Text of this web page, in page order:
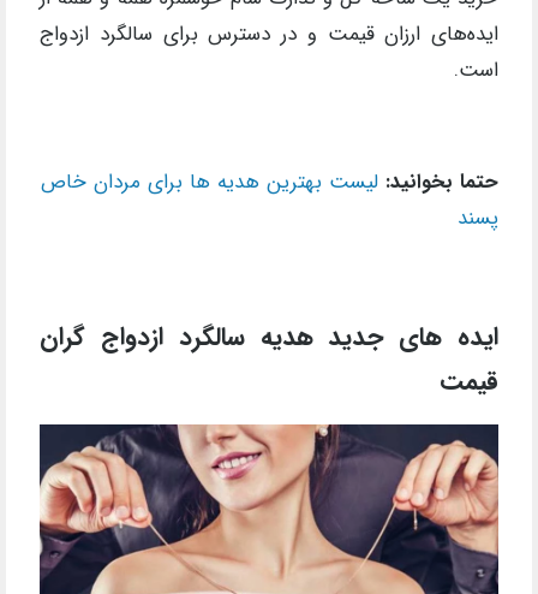
ایده‌های ارزان قیمت و در دسترس برای سالگرد ازدواج
است.
حتما بخوانید: لیست بهترین هدیه ها برای مردان خاص
پسند
ایده های جدید هدیه سالگرد ازدواج گران
قیمت